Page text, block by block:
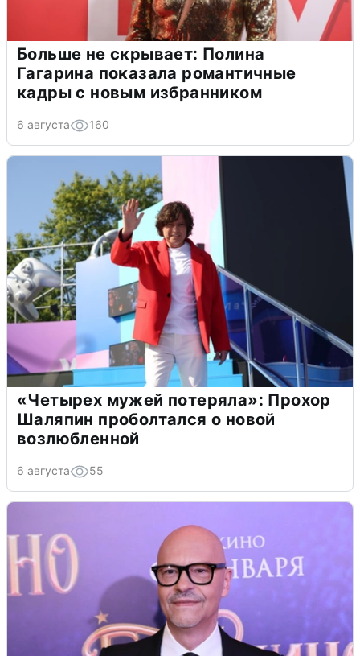
Больше не скрывает: Полина
Гагарина показала романтичные
кадры с новым избранником
6 августа 160
«Четырех мужей потеряла»: Прохор
Шаляпин проболтался о новой
возлюбленной
6 августа 55